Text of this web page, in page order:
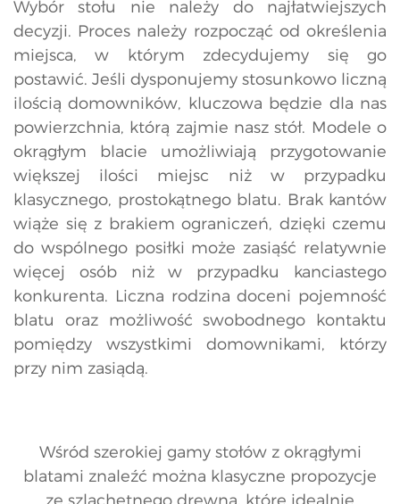
Wybór stołu nie należy do najłatwiejszych
decyzji. Proces należy rozpocząć od określenia
miejsca, w którym zdecydujemy się go
postawić. Jeśli dysponujemy stosunkowo liczną
ilością domowników, kluczowa będzie dla nas
powierzchnia, którą zajmie nasz stół. Modele o
okrągłym blacie umożliwiają przygotowanie
większej ilości miejsc niż w przypadku
klasycznego, prostokątnego blatu. Brak kantów
wiąże się z brakiem ograniczeń, dzięki czemu
do wspólnego posiłki może zasiąść relatywnie
więcej osób niż w przypadku kanciastego
konkurenta. Liczna rodzina doceni pojemność
blatu oraz możliwość swobodnego kontaktu
pomiędzy wszystkimi domownikami, którzy
przy nim zasiądą.
Wśród szerokiej gamy stołów z okrągłymi
blatami znaleźć można klasyczne propozycje
ze szlachetnego drewna, które idealnie